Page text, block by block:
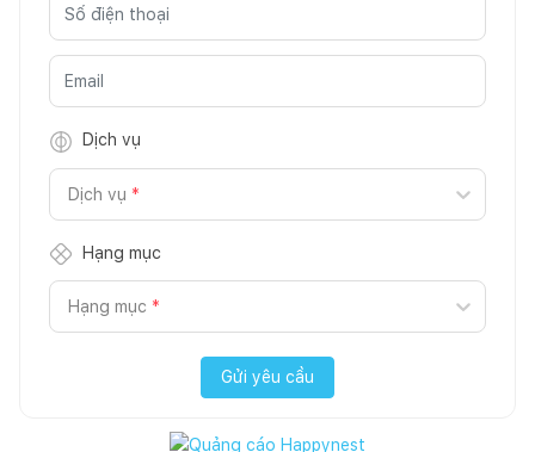
Dịch vụ
Dịch vụ *
Hạng mục
Hạng mục *
Gửi yêu cầu